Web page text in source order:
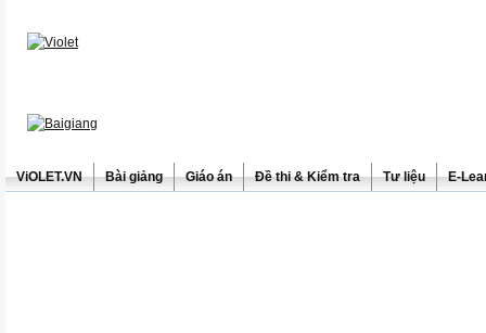
ViOLET.VN Bài giảng Giáo án Đề thi & Kiểm tra Tư liệu E-